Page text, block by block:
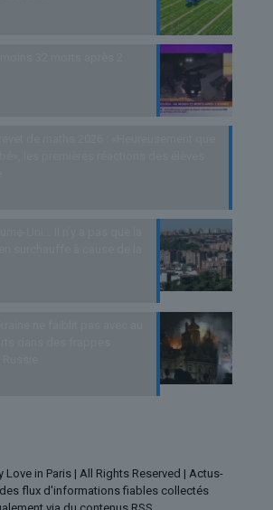
Love in Paris | All Rights Reserved | Actus-
flux d'informations fiables collectés